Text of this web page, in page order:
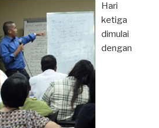
Hari
ketiga
dimulai
dengan